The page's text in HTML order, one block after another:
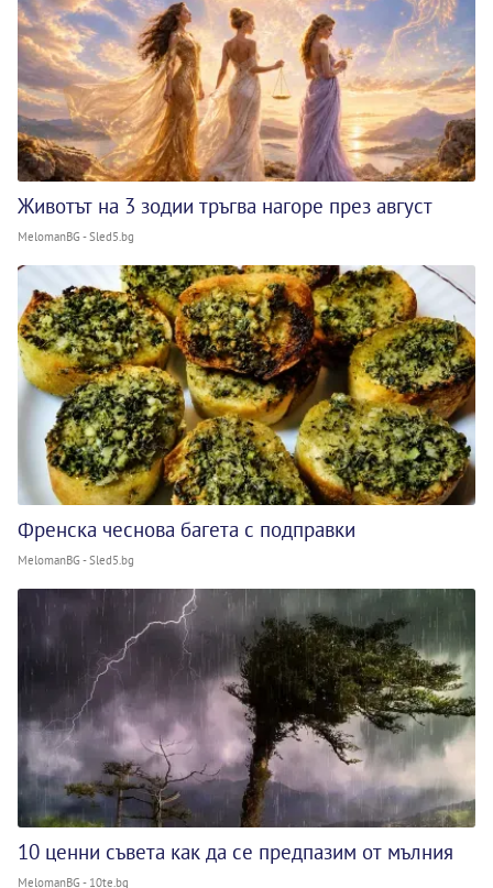
Животът на 3 зодии тръгва нагоре през август
MelomanBG - Sled5.bg
Френска чеснова багета с подправки
MelomanBG - Sled5.bg
10 ценни съвета как да се предпазим от мълния
MelomanBG - 10te.bg